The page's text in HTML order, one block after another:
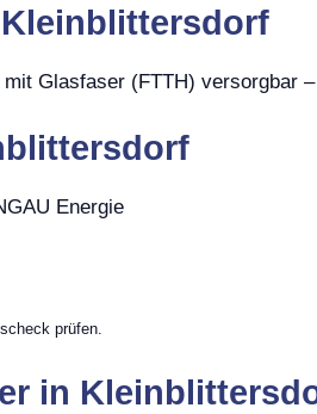
Glasfaser (FTTH) versorgbar
Energie
prüfen.
in